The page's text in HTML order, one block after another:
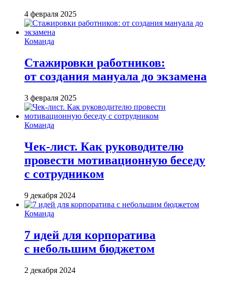
4 февраля 2025
Команда
Стажировки работников:
от создания мануала до экзамена
3 февраля 2025
Команда
Чек-лист. Как руководителю
провести мотивационную беседу
с сотрудником
9 декабря 2024
Команда
7 идей для корпоратива
с небольшим бюджетом
2 декабря 2024